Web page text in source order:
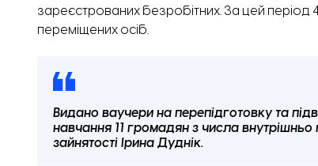
зареєстрованих безробітних. За цей
переміщених осіб.
Видано ваучери на перепідготовку та
навчання 11 громадян з числа
зайнятості Ірина Дуднік.